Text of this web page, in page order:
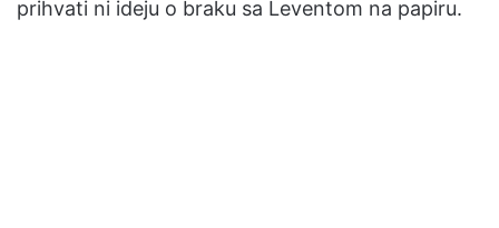
prihvati ni ideju o braku sa Leventom na papiru.